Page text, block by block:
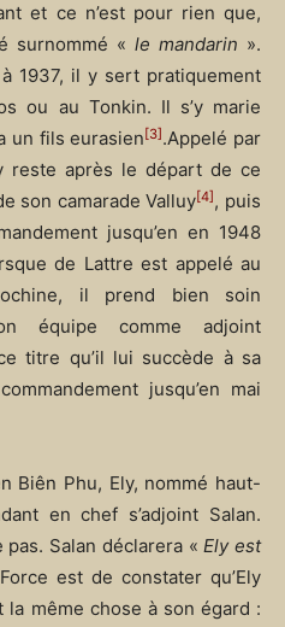
et ce n’est pour rien que,
surnommé « le mandarin ».
1937, il y sert pratiquement
ou au Tonkin. Il s’y marie
un fils eurasien[3].Appelé par
reste après le départ de ce
son camarade Valluy[4], puis
jusqu’en en 1948
de Lattre est appelé au
il prend bien soin
équipe comme adjoint
titre qu’il lui succède à sa
jusqu’en mai
Biên Phu, Ely, nommé haut-
en chef s’adjoint Salan.
pas. Salan déclarera «Ely est
Force est de constater qu’Ely
même chose à son égard :